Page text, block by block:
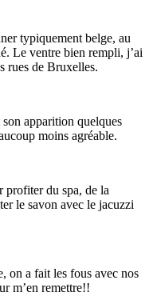
typiquement belge, au
Le ventre bien rempli, j’ai
rues de Bruxelles.
apparition quelques
moins agréable.
profiter du spa, de la
le savon avec le jacuzzi
on a fait les fous avec nos
m’en remettre!!